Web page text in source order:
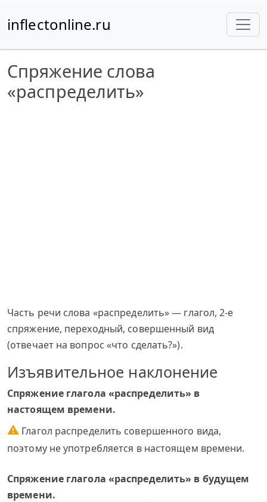
inflectonline.ru
Спряжение слова
«распределить»
Часть речи слова «распределить» — глагол, 2-е
спряжение, переходный, совершенный вид
(отвечает на вопрос «что сделать?»).
Изъявительное наклонение
Спряжение глагола «распределить» в
настоящем времени.
⚠ Глагол распределить совершенного вида,
поэтому не употребляется в настоящем времени.
Спряжение глагола «распределить» в будущем
времени.